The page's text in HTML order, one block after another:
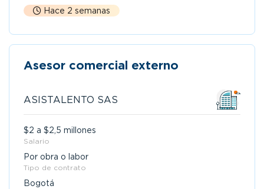
Hace 2 semanas
Asesor comercial externo
ASISTALENTO SAS
$2 a $2,5 millones
Salario
Por obra o labor
Tipo de contrato
Bogotá